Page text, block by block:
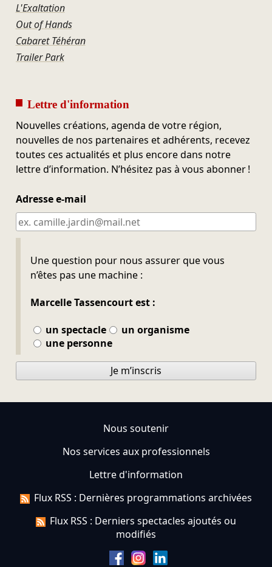
L'Exaltation
Out of Hands
Cabaret Téhéran
Trailer Park
Lettre d'information
Nouvelles créations, agenda de votre région,
nouvelles de nos partenaires et adhérents, recevez
toutes ces actualités et plus encore dans notre
lettre d’information. N’hésitez pas à vous abonner !
Adresse e-mail
Une question pour nous assurer que vous
n’êtes pas une machine :
Marcelle Tassencourt est :
un spectacle
un organisme
une personne
Ne pas remplir
Je m’inscris
Nous soutenir
Nos services aux professionnels
Lettre d'information
Flux RSS : Dernières programmations archivées
Flux RSS : Derniers spectacles ajoutés ou
modifiés